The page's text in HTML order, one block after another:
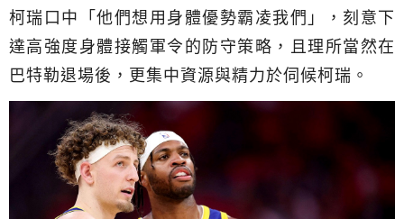
柯瑞口中「他們想用身體優勢霸凌我們」，刻意下
達高強度身體接觸軍令的防守策略，且理所當然在
巴特勒退場後，更集中資源與精力於伺候柯瑞。